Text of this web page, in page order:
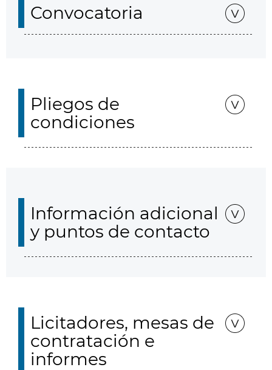
Convocatoria
Pliegos de
condiciones
Información adicional
y puntos de contacto
Licitadores, mesas de
contratación e
informes